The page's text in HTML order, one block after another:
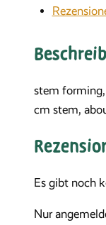
stem
cm stem,
Es gibt noch
Nur